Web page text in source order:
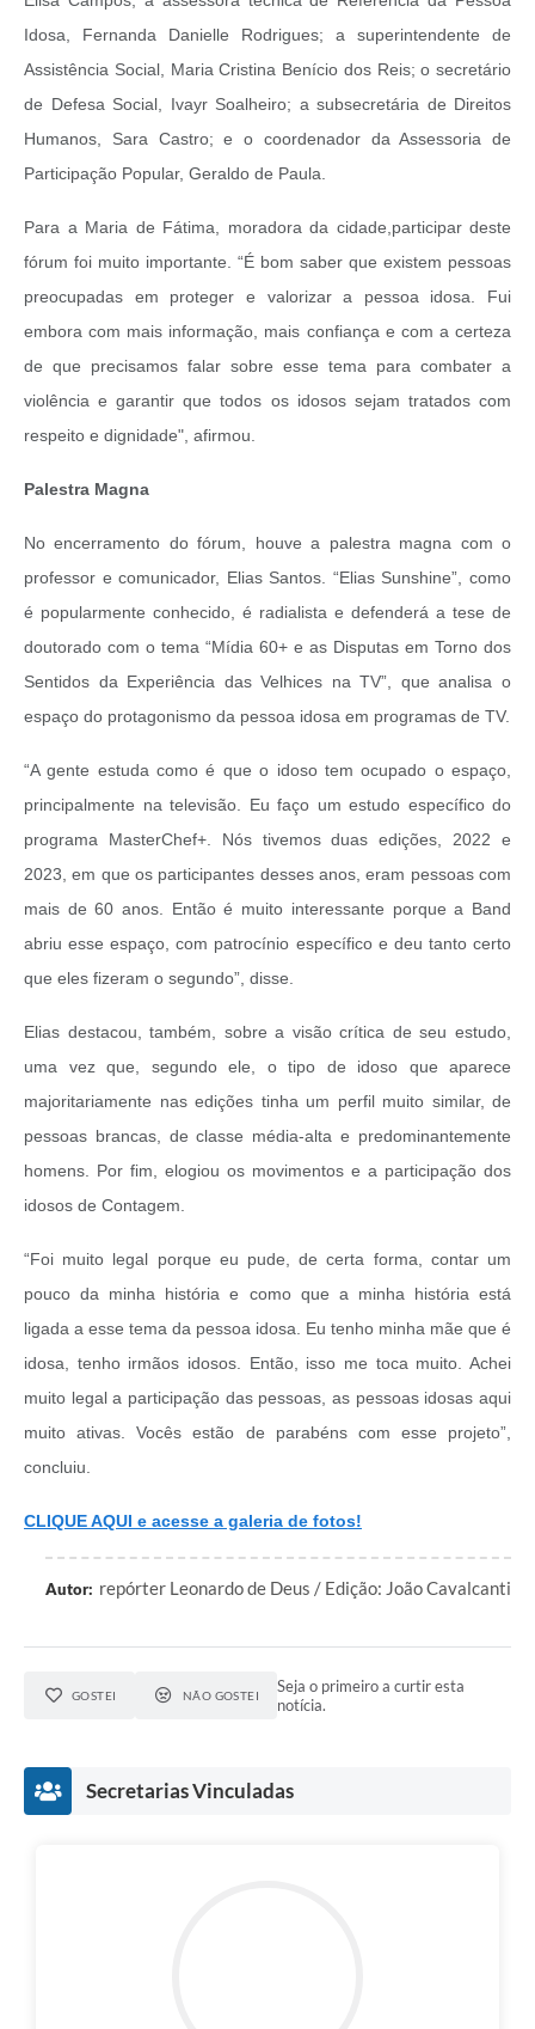
Idosa, Fernanda Danielle Rodrigues; a superintendente de
Assistência Social, Maria Cristina Benício dos Reis; o secretário
de Defesa Social, Ivayr Soalheiro; a subsecretária de Direitos
Humanos, Sara Castro; e o coordenador da Assessoria de
Participação Popular, Geraldo de Paula.
Para a Maria de Fátima, moradora da cidade,participar deste
fórum foi muito importante. “É bom saber que existem pessoas
preocupadas em proteger e valorizar a pessoa idosa. Fui
embora com mais informação, mais confiança e com a certeza
de que precisamos falar sobre esse tema para combater a
violência e garantir que todos os idosos sejam tratados com
respeito e dignidade", afirmou.
Palestra Magna
No encerramento do fórum, houve a palestra magna com o
professor e comunicador, Elias Santos. “Elias Sunshine”, como
é popularmente conhecido, é radialista e defenderá a tese de
doutorado com o tema “Mídia 60+ e as Disputas em Torno dos
Sentidos da Experiência das Velhices na TV”, que analisa o
espaço do protagonismo da pessoa idosa em programas de TV.
“A gente estuda como é que o idoso tem ocupado o espaço,
principalmente na televisão. Eu faço um estudo específico do
programa MasterChef+. Nós tivemos duas edições, 2022 e
2023, em que os participantes desses anos, eram pessoas com
mais de 60 anos. Então é muito interessante porque a Band
abriu esse espaço, com patrocínio específico e deu tanto certo
que eles fizeram o segundo”, disse.
Elias destacou, também, sobre a visão crítica de seu estudo,
uma vez que, segundo ele, o tipo de idoso que aparece
majoritariamente nas edições tinha um perfil muito similar, de
pessoas brancas, de classe média-alta e predominantemente
homens. Por fim, elogiou os movimentos e a participação dos
idosos de Contagem.
“Foi muito legal porque eu pude, de certa forma, contar um
pouco da minha história e como que a minha história está
ligada a esse tema da pessoa idosa. Eu tenho minha mãe que é
idosa, tenho irmãos idosos. Então, isso me toca muito. Achei
muito legal a participação das pessoas, as pessoas idosas aqui
muito ativas. Vocês estão de parabéns com esse projeto”,
concluiu.
CLIQUE AQUI e acesse a galeria de fotos!
Autor: repórter Leonardo de Deus / Edição: João Cavalcanti
GOSTEI NÃO GOSTEI
Seja o primeiro a curtir esta
notícia.
Secretarias Vinculadas